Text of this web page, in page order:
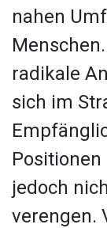
nahen
radikale
sich im
jedoch
verengen.